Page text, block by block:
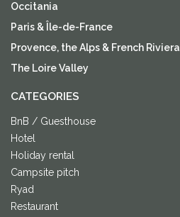
Occitania
Paris & Île-de-France
Provence, the Alps & French Riviera
The Loire Valley
CATEGORIES
BnB / Guesthouse
Hotel
Holiday rental
Campsite pitch
Ryad
Restaurant